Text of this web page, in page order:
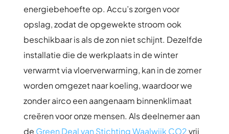
energiebehoefte op. Accu’s zorgen voor
opslag, zodat de opgewekte stroom ook
beschikbaar is als de zon niet schijnt. Dezelfde
installatie die de werkplaats in de winter
verwarmt via vloerverwarming, kan in de zomer
worden omgezet naar koeling, waardoor we
zonder airco een aangenaam binnenklimaat
creëren voor onze mensen. Als deelnemer aan
de Green Deal van Stichting Waalwijk CO2vrij